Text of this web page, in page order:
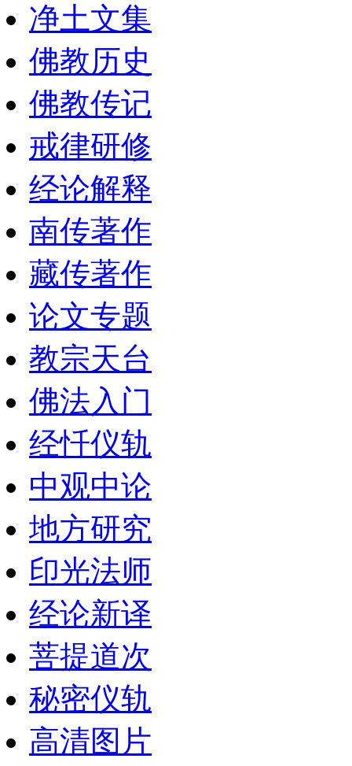
净土文集
佛教历史
佛教传记
戒律研修
经论解释
南传著作
藏传著作
论文专题
教宗天台
佛法入门
经忏仪轨
中观中论
地方研究
印光法师
经论新译
菩提道次
秘密仪轨
高清图片